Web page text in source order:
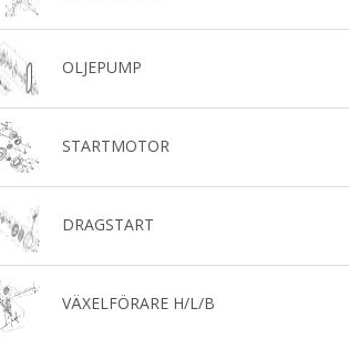
OLJEPUMP
STARTMOTOR
DRAGSTART
VÄXELFÖRARE H/L/B